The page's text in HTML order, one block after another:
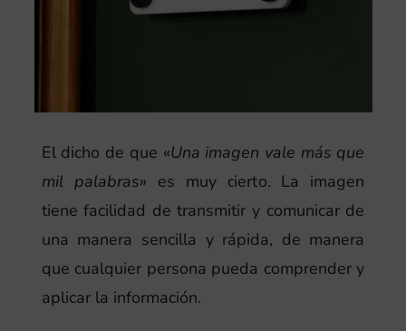
El dicho de que «Una imagen vale más que
mil palabras» es muy cierto. La imagen
tiene facilidad de transmitir y comunicar de
una manera sencilla y rápida, de manera
que cualquier persona pueda comprender y
aplicar la información.